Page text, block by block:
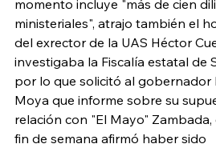
momento incluye "más de cien
ministeriales", atrajo también el
del exrector de la UAS Héctor
investigaba la Fiscalía estatal de
por lo que solicitó al gobernador
Moya que informe sobre su
relación con "El Mayo" Zambada,
fin de semana afirmó haber sido